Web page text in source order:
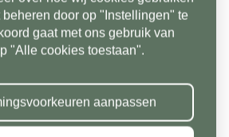
tuintegels of terrastegels?
als sierbestrating.
ook bijzonder geschikt als
door op "Instellingen" te
gaat met ons gebruik van
"Alle cookies toestaan".
aanpassen